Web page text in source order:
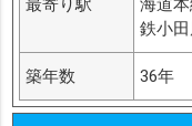
最寄り駅
海道
鉄小
築年数 36年